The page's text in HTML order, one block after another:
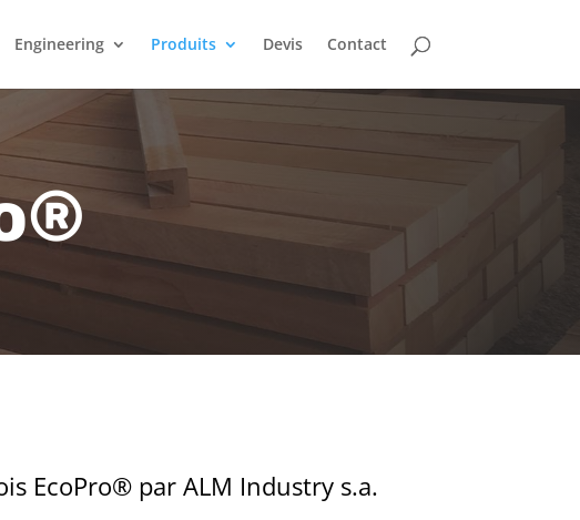
Engineering Produits Devis Contact
EcoPro® par ALM Industry s.a.